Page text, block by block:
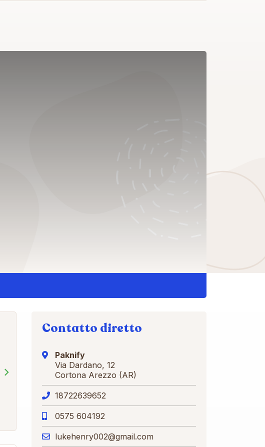
Contatto diretto
Paknify
Via Dardano, 12
Cortona Arezzo (AR)
18722639652
0575 604192
lukehenry002@gmail.com